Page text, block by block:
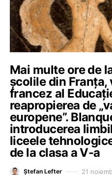
Mai multe ore de
școlile din Franța,
francez al
reapropierea de
europene”.
introducerea
liceele
de la clasa a V-a
Ștefan Lefter 21